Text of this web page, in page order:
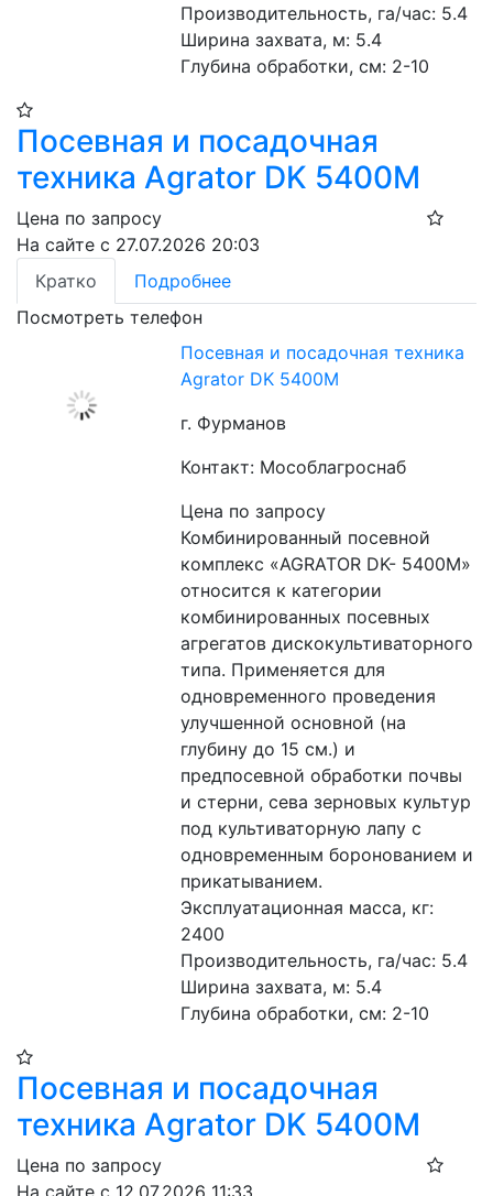
Производительность, га/час: 5.4
Ширина захвата, м: 5.4
Глубина обработки, см: 2-10
Посевная и посадочная
техника Agrator DK 5400М
Цена по запросу
На сайте с 27.07.2026 20:03
Кратко
Подробнее
Посмотреть телефон
Посевная и посадочная техника
Agrator DK 5400М
г. Фурманов
Контакт: Мособлагроснаб
Цена по запросу
Комбинированный посевной
комплекс «AGRATOR DK- 5400М»
относится к категории
комбинированных посевных
агрегатов дискокультиваторного
типа. Применяется для
одновременного проведения
улучшенной основной (на
глубину до 15 см.) и
предпосевной обработки почвы
и стерни, сева зерновых культур
под культиваторную лапу с
одновременным боронованием и
прикатыванием.
Эксплуатационная масса, кг:
2400
Производительность, га/час: 5.4
Ширина захвата, м: 5.4
Глубина обработки, см: 2-10
Посевная и посадочная
техника Agrator DK 5400М
Цена по запросу